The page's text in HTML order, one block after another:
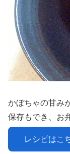
かぼちゃの甘み
保存もでき、お
レシピはこ